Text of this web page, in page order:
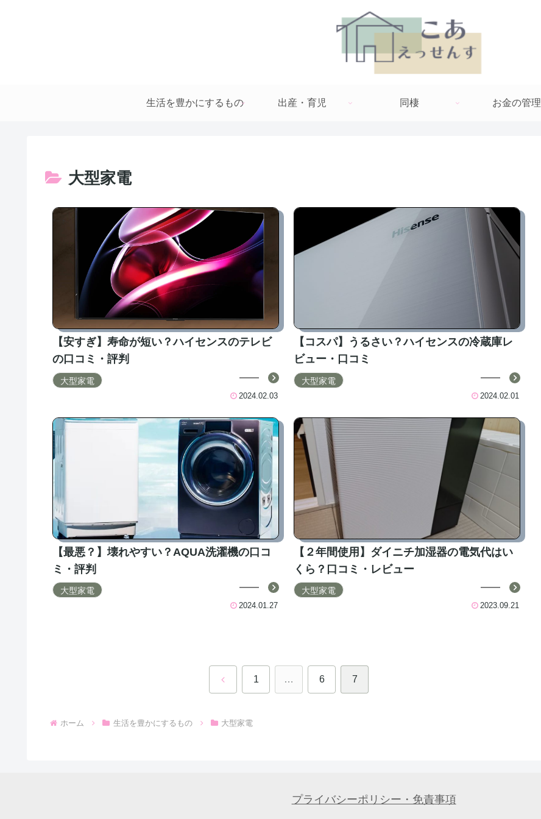
生活を豊かにするもの 出産・育児 同棲 お金の管理
大型家電
【安すぎ】寿命が短い？ハイセンスのテレビ
の口コミ・評判
大型家電
2024.02.03
【コスパ】うるさい？ハイセンスの冷蔵庫レ
ビュー・口コミ
大型家電
2024.02.01
【最悪？】壊れやすい？AQUA洗濯機の口コ
ミ・評判
大型家電
2024.01.27
【２年間使用】ダイニチ加湿器の電気代はい
くら？口コミ・レビュー
大型家電
2023.09.21
前 1 … 6 7
ホーム 生活を豊かにするもの 大型家電
プライバシーポリシー・免責事項